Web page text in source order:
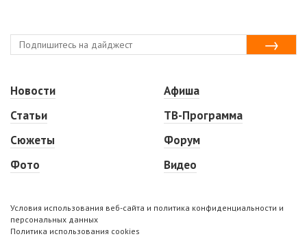
Новости
Статьи
Сюжеты
Фото
Афиша
ТВ-Программа
Форум
Видео
Условия использования веб-сайта и политика конфиденциальности и
персональных данных
Политика использования cookies